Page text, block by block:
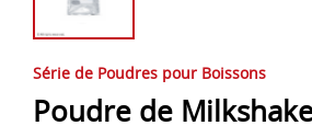
Série de Poudres pour Boissons
Poudre de